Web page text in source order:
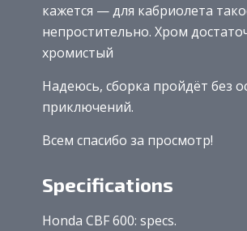
кажется — для кабриолета
непростительно. Хром
хромистый
Надеюсь, сборка пройдёт без
приключений.
Всем спасибо за просмотр!
Specifications
Honda CBF 600: specs.